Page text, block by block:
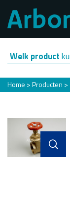
naar
de
inhoud
gaan
Welk product
Kruimelpad
Home Producten